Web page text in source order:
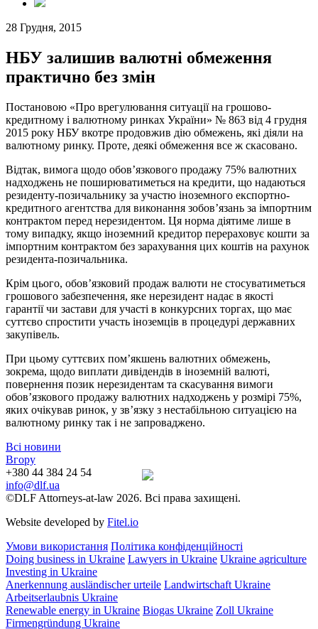
28 Грудня, 2015
НБУ залишив валютні обмеження
практично без змін
Постановою «Про врегулювання ситуації на грошово-
кредитному і валютному ринках України» № 863 від 4 грудня
2015 року НБУ вкотре продовжив дію обмежень, які діяли на
валютному ринку. Проте, деякі обмеження все ж скасовано.
Відтак, вимога щодо обов’язкового продажу 75% валютних
надходжень не поширюватиметься на кредити, що надаються
резиденту-позичальнику за участю іноземного експортно-
кредитного агентства для виконання зобов’язань за імпортним
контрактом перед нерезидентом. Ця норма діятиме лише в
тому випадку, якщо іноземний кредитор перераховує кошти за
імпортним контрактом без зарахування цих коштів на рахунок
резидента-позичальника.
Крім цього, обов’язковий продаж валюти не стосуватиметься
грошового забезпечення, яке нерезидент надає в якості
гарантії чи застави для участі в конкурсних торгах, що має
суттєво спростити участь іноземців в процедурі державних
закупівель.
При цьому суттєвих пом’якшень валютних обмежень,
зокрема, щодо виплати дивідендів в іноземній валюті,
повернення позик нерезидентам та скасування вимоги
обов’язкового продажу валютних надходжень у розмірі 75%,
яких очікував ринок, у зв’язку з нестабільною ситуацією на
валютному ринку так і не запроваджено.
Всі новини
Вгору
+380 44 384 24 54
info@dlf.ua
©DLF Attorneys-at-law 2026. Всі права захищені.
Website developed by Fitel.io
Умови використання Політика конфіденційності
Doing business in Ukraine Lawyers in Ukraine Ukraine agriculture
Investing in Ukraine
Anerkennung ausländischer urteile Landwirtschaft Ukraine
Arbeitserlaubnis Ukraine
Renewable energy in Ukraine Biogas Ukraine Zoll Ukraine
Firmengründung Ukraine